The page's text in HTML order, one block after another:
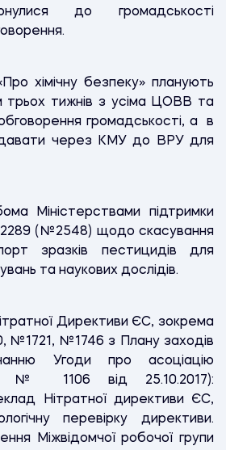
до громадськості
хімічну безпеку» планують
трьох тижнів з усіма ЦОВВ та
громадськості, а в
через КМУ до ВРУ для
Міністерствами підтримки
(№2548) щодо скасування
зразків пестицидів для
та наукових дослідів.
Директиви ЄС, зокрема
№1746 з Плану заходів
Угоди про асоціацію
№ 1106 від 25.10.2017):
Нітратної директиви ЄС,
перевірку директиви.
Міжвідомчої робочої групи